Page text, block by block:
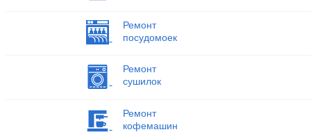
Ремонт
посудомоек
Ремонт
сушилок
Ремонт
кофемашин